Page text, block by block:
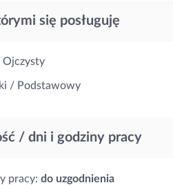
się posługuję
Ojczysty
/ Podstawowy
/ dni i godziny pracy
pracy: do uzgodnienia